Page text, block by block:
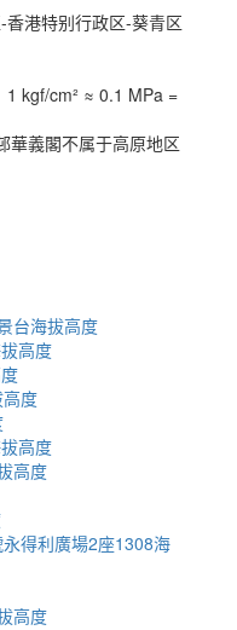
港特别行政区-葵青区
kgf/cm² ≈ 0.1 MPa =
華義閣不属于高原地区
台海拔高度
高度
度
高度
高度
得利廣場2座1308海
高度